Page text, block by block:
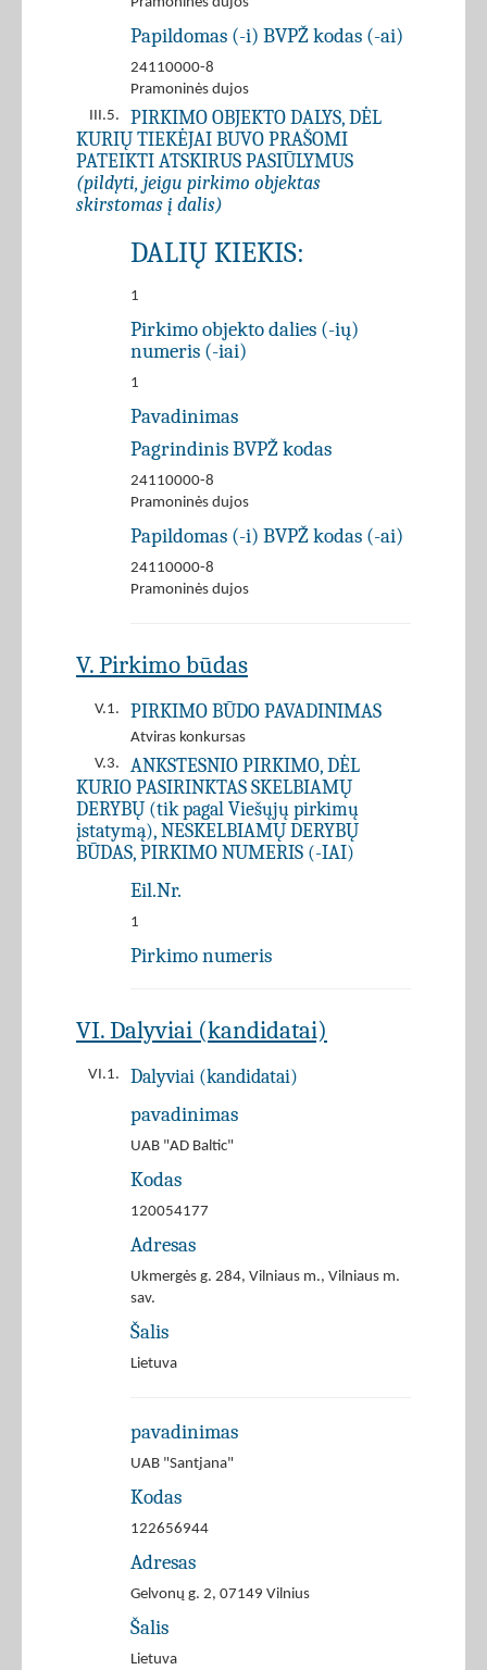
Papildomas (-i) BVPŽ kodas (-ai)
24110000-8
Pramoninės dujos
III.5.
PIRKIMO OBJEKTO DALYS, DĖL
KURIŲ TIEKĖJAI BUVO PRAŠOMI
PATEIKTI ATSKIRUS PASIŪLYMUS
(pildyti, jeigu pirkimo objektas
skirstomas į dalis)
DALIŲ KIEKIS:
1
Pirkimo objekto dalies (-ių)
numeris (-iai)
1
Pavadinimas
Pagrindinis BVPŽ kodas
24110000-8
Pramoninės dujos
Papildomas (-i) BVPŽ kodas (-ai)
24110000-8
Pramoninės dujos
V. Pirkimo būdas
V.1. PIRKIMO BŪDO PAVADINIMAS
Atviras konkursas
V.3.
ANKSTESNIO PIRKIMO, DĖL
KURIO PASIRINKTAS SKELBIAMŲ
DERYBŲ (tik pagal Viešųjų pirkimų
įstatymą), NESKELBIAMŲ DERYBŲ
BŪDAS, PIRKIMO NUMERIS (-IAI)
Eil.Nr.
1
Pirkimo numeris
VI. Dalyviai (kandidatai)
VI.1. Dalyviai (kandidatai)
pavadinimas
UAB "AD Baltic"
Kodas
120054177
Adresas
Ukmergės g. 284, Vilniaus m., Vilniaus m.
sav.
Šalis
Lietuva
pavadinimas
UAB "Santjana"
Kodas
122656944
Adresas
Gelvonų g. 2, 07149 Vilnius
Šalis
Lietuva